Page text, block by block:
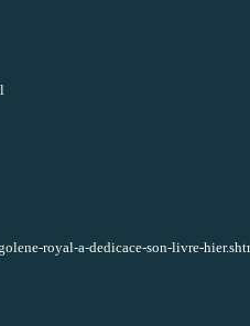
royal-a-dedicace-son-livre-